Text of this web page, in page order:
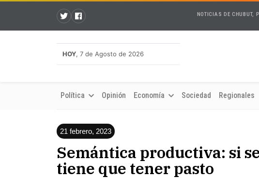
NOTICIAS DE CHUBUT,
HOY, 7 de Agosto de 2026
Política Opinión Economía Sociedad Regionales
21 febrero, 2023
Semántica productiva: si
tiene que tener pasto